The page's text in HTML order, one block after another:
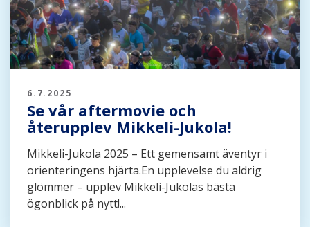
6.7.2025
Se vår aftermovie och
återupplev Mikkeli-Jukola!
Mikkeli-Jukola 2025 – Ett gemensamt äventyr i
orienteringens hjärta.En upplevelse du aldrig
glömmer – upplev Mikkeli-Jukolas bästa
ögonblick på nytt!...